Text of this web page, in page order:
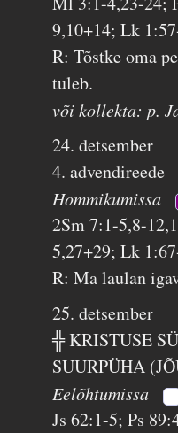
9,10+14; Lk
R: Tõstke oma
tuleb.
või kollekta: p.
24. detsember
4. advendireede
Hommikumissa
2Sm 7:1-5,8-
5,27+29; Lk
R: Ma laulan
25. detsember
╬ KRISTUSE
SUURPÜHA
Eelõhtumissa
Js 62:1-5; Ps